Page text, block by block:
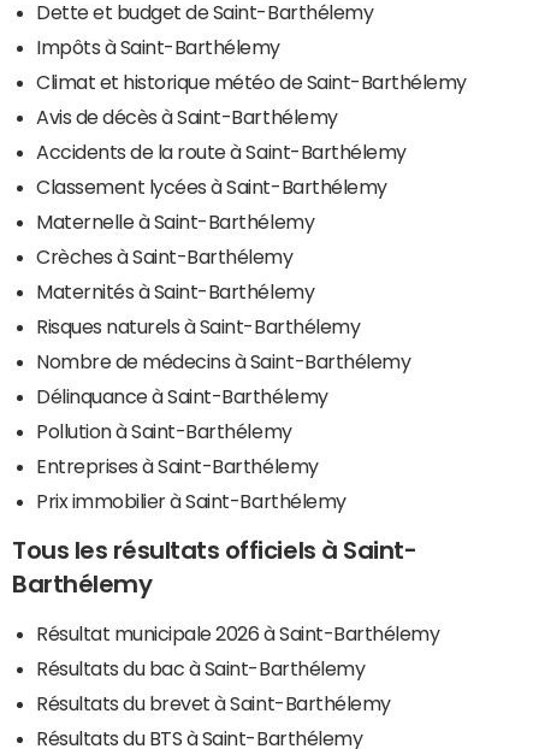
Dette et budget de Saint-Barthélemy
Impôts à Saint-Barthélemy
Climat et historique météo de Saint-Barthélemy
Avis de décès à Saint-Barthélemy
Accidents de la route à Saint-Barthélemy
Classement lycées à Saint-Barthélemy
Maternelle à Saint-Barthélemy
Crèches à Saint-Barthélemy
Maternités à Saint-Barthélemy
Risques naturels à Saint-Barthélemy
Nombre de médecins à Saint-Barthélemy
Délinquance à Saint-Barthélemy
Pollution à Saint-Barthélemy
Entreprises à Saint-Barthélemy
Prix immobilier à Saint-Barthélemy
Tous les résultats officiels à Saint-
Barthélemy
Résultat municipale 2026 à Saint-Barthélemy
Résultats du bac à Saint-Barthélemy
Résultats du brevet à Saint-Barthélemy
Résultats du BTS à Saint-Barthélemy